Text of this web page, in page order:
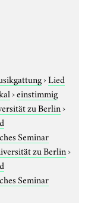
›Lied
›einstimmig
zu Berlin›
Seminar
zu Berlin›
Seminar